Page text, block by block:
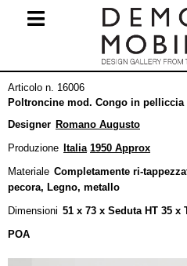
primario
navigzione
Articolo n. 16006
Poltroncine mod. Congo in
Designer Romano Augusto
Produzione
Italia 1950 Approx
Materiale Completamente ri-
pecora, Legno, metallo
Dimensioni 51 x 73 x Seduta HT 35 x
POA